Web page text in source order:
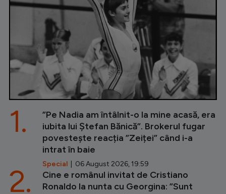
”Pe Nadia am întâlnit-o la mine acasă, era
iubita lui Ștefan Bănică”. Brokerul fugar
povestește reacția ”Zeiței” când i-a
intrat în baie
Special | 06 August 2026, 19:59
1.
Cine e românul invitat de Cristiano
Ronaldo la nunta cu Georgina: ”Sunt
2.